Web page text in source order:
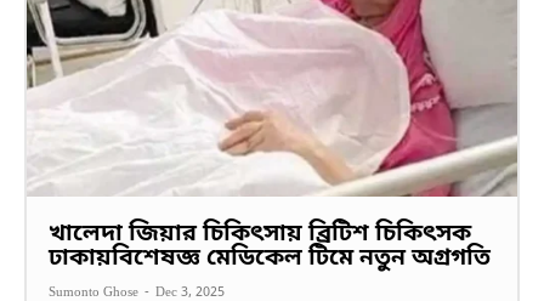
খালেদা জিয়ার চিকিৎসায় ব্রিটিশ চিকিৎসক
ঢাকায়বিশেষজ্ঞ মেডিকেল টিমে নতুন অগ্রগতি
Sumonto Ghose - Dec 3, 2025